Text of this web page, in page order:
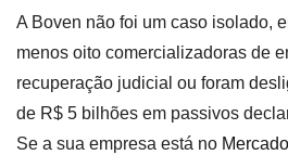
A Boven não foi um caso isolado,
menos oito comercializadoras de
recuperação judicial ou foram
de R$ 5 bilhões em passivos
Se a sua empresa está no